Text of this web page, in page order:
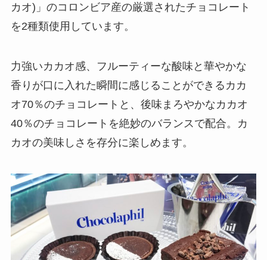
カオ)」のコロンビア産の厳選されたチョコレート
を2種類使用しています。
力強いカカオ感、フルーティーな酸味と華やかな
香りが口に入れた瞬間に感じることができるカカ
オ70％のチョコレートと、後味まろやかなカカオ
40％のチョコレートを絶妙のバランスで配合。カ
カオの美味しさを存分に楽しめます。